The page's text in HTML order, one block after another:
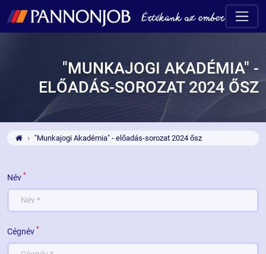
"MUNKAJOGI AKADÉMIA" -
ELŐADÁS-SOROZAT 2024 ŐSZ
"Munkajogi Akadémia" - előadás-sorozat 2024 ősz
Név *
Cégnév *